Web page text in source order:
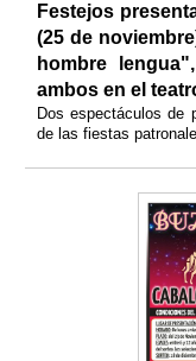
Festejos
(25 de
hombre
ambos en el
Dos espectáculos de
de las fiestas